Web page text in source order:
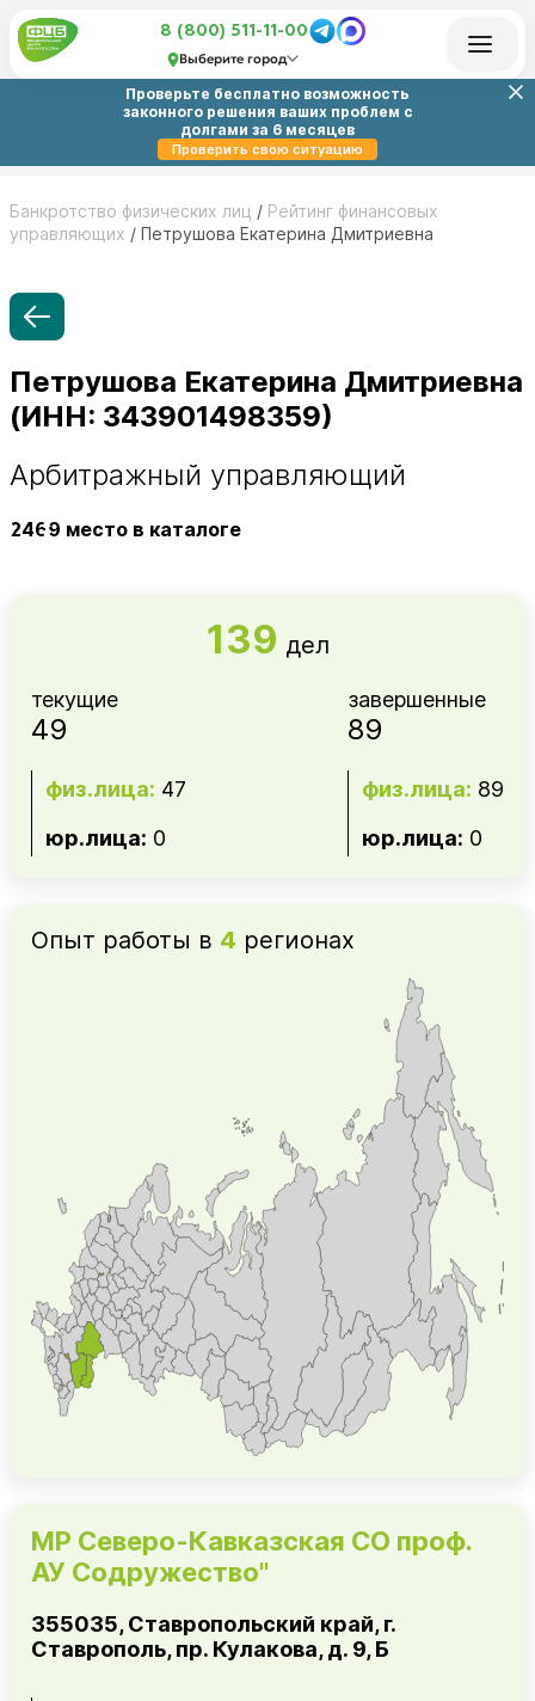
8 (800) 511-11-00
Выберите город
Проверьте бесплатно возможность
законного решения ваших проблем с
долгами за 6 месяцев
Проверить свою ситуацию
Банкротство физических лиц / Рейтинг финансовых
управляющих / Петрушова Екатерина Дмитриевна
Петрушова Екатерина Дмитриевна
(ИНН: 343901498359)
Арбитражный управляющий
2469 место в каталоге
139 дел
текущие
49
физ.лица: 47
юр.лица: 0
завершенные
89
физ.лица: 89
юр.лица: 0
Опыт работы в 4 регионах
МР Северо-Кавказская СО проф.
АУ Содружество"
355035, Ставропольский край, г.
Ставрополь, пр. Кулакова, д. 9, Б